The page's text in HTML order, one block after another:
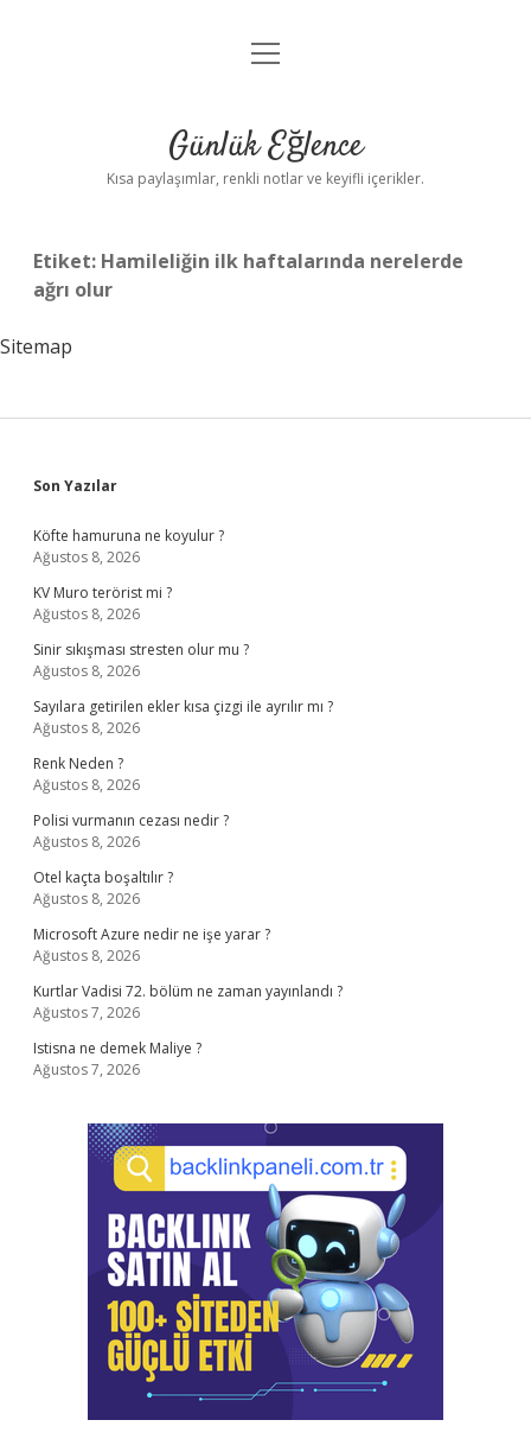
Anasayfa
Yasal Uyarı
menüyü
Günlük Eğlence
Kısa paylaşımlar, renkli notlar ve keyifli içerikler.
Etiket: Hamileliğin ilk haftalarında nerelerde
ağrı olur
Sitemap
Sidebar
Son Yazılar
Köfte hamuruna ne koyulur ?
Ağustos 8, 2026
KV Muro terörist mi ?
Ağustos 8, 2026
Sinir sıkışması stresten olur mu ?
Ağustos 8, 2026
Sayılara getirilen ekler kısa çizgi ile ayrılır mı ?
Ağustos 8, 2026
Renk Neden ?
Ağustos 8, 2026
Polisi vurmanın cezası nedir ?
Ağustos 8, 2026
Otel kaçta boşaltılır ?
Ağustos 8, 2026
Microsoft Azure nedir ne işe yarar ?
Ağustos 8, 2026
Kurtlar Vadisi 72. bölüm ne zaman yayınlandı ?
Ağustos 7, 2026
Istisna ne demek Maliye ?
Ağustos 7, 2026